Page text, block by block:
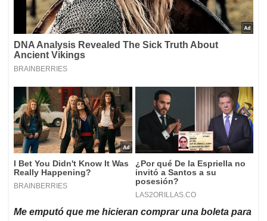
Me emputó que me hicieran comprar una boleta para